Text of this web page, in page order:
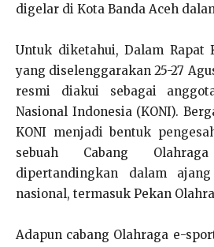
digelar di Kota Banda Aceh
Untuk diketahui, Dalam Rapat
yang diselenggarakan 25-27
resmi diakui sebagai
Nasional Indonesia (KONI).
KONI menjadi bentuk
sebuah Cabang
dipertandingkan dalam
nasional, termasuk Pekan
Adapun cabang Olahraga e-